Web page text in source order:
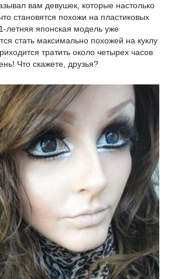
вам девушек, которые настолько
становятся похожи на пластиковых
летняя японская модель уже
стать максимально похожей на куклу
тратить около четырех часов
Что скажете, друзья?